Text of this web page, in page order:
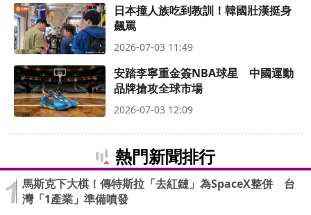
日本撞人族吃到教訓！韓國壯漢挺身
飆罵
2026-07-03 11:49
安踏李寧重金簽NBA球星 中國運動
品牌搶攻全球市場
2026-07-03 12:09
熱門新聞排行
馬斯克下大棋！傳特斯拉「去紅鏈」為SpaceX整併 台
灣「1產業」準備噴發